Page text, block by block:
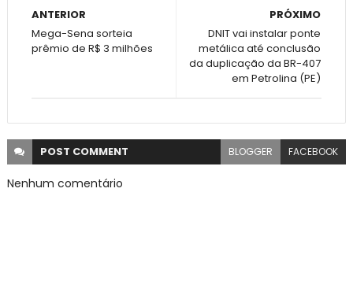
PRÓXIMO
DNIT vai instalar ponte
metálica até conclusão
da duplicação da BR-407
em Petrolina (PE)
ANTERIOR
Mega-Sena sorteia
prêmio de R$ 3 milhões
POST COMMENT BLOGGER FACEBOOK
Nenhum comentário